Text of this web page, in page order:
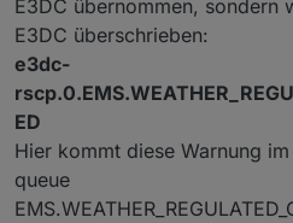
E3DC übernommen, sondern
E3DC überschrieben:
e3dc-
ED
Hier kommt diese Warnung
queue